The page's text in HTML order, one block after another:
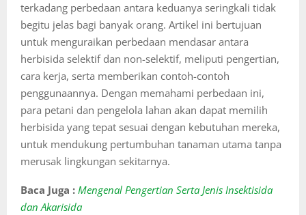
terkadang perbedaan antara keduanya seringkali tidak
begitu jelas bagi banyak orang. Artikel ini bertujuan
untuk menguraikan perbedaan mendasar antara
herbisida selektif dan non-selektif, meliputi pengertian,
cara kerja, serta memberikan contoh-contoh
penggunaannya. Dengan memahami perbedaan ini,
para petani dan pengelola lahan akan dapat memilih
herbisida yang tepat sesuai dengan kebutuhan mereka,
untuk mendukung pertumbuhan tanaman utama tanpa
merusak lingkungan sekitarnya.
Baca Juga : Mengenal Pengertian Serta Jenis Insektisida
dan Akarisida